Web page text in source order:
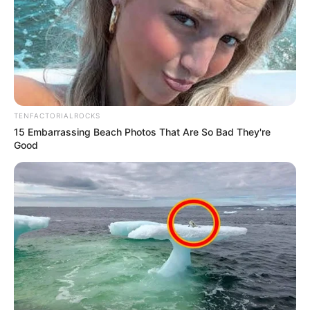
correctamente.
TENFACTORIALROCKS
15 Embarrassing Beach Photos That Are So Bad They're
Good